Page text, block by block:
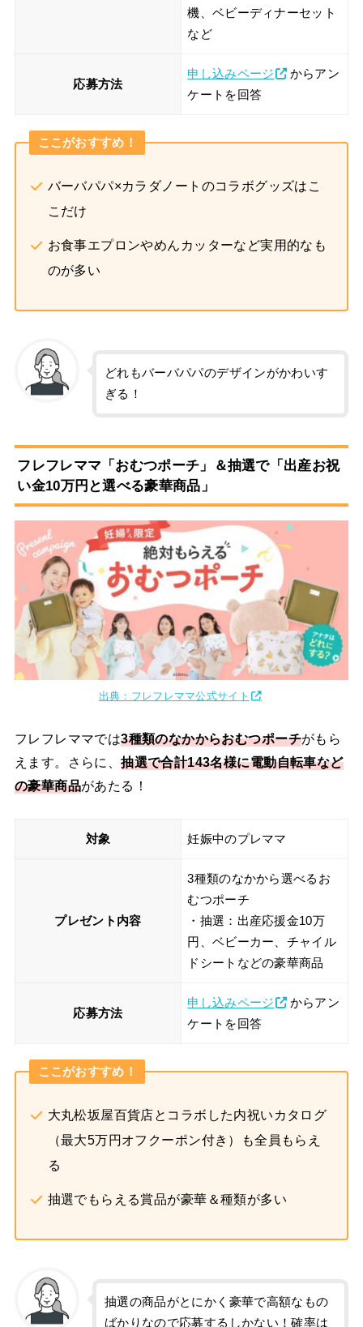
機、ベビーディナーセット
など
応募方法
申し込みページ
からアン
ケートを回答
ここがおすすめ！
バーバパパ×カラダノートのコラボグッズはこ
こだけ
お食事エプロンやめんカッターなど実用的なも
のが多い
どれもバーバパパのデザインがかわいす
ぎる！
フレフレママ「おむつポーチ」＆抽選で「出産お祝
い金10万円と選べる豪華商品」
出典：フレフレママ公式サイト
フレフレママでは3種類のなかからおむつポーチがもら
えます。さらに、抽選で合計143名様に電動自転車など
の豪華商品があたる！
対象 妊娠中のプレママ
プレゼント内容
3種類のなかから選べるお
むつポーチ
・抽選：出産応援金10万
円、ベビーカー、チャイル
ドシートなどの豪華商品
応募方法
申し込みページ
からアン
ケートを回答
ここがおすすめ！
大丸松坂屋百貨店とコラボした内祝いカタログ
（最大5万円オフクーポン付き）も全員もらえ
る
抽選でもらえる賞品が豪華＆種類が多い
抽選の商品がとにかく豪華で高額なもの
ばかりなので応募するしかない！確率は